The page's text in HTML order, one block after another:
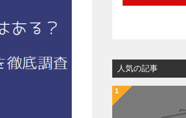
人気の記事